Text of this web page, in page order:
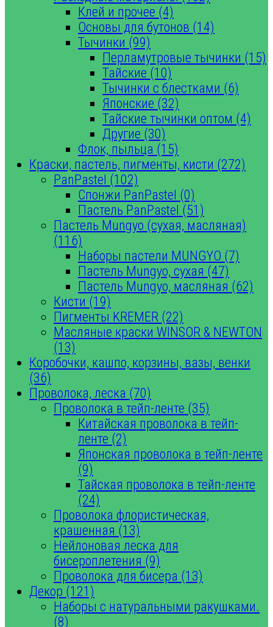
Клей и прочее (4)
Основы для бутонов (14)
Тычинки (99)
Перламутровые тычинки (15)
Тайские (10)
Тычинки с блестками (6)
Японские (32)
Тайские тычинки оптом (4)
Другие (30)
Флок, пыльца (15)
Краски, пастель, пигменты, кисти (272)
PanPastel (102)
Спонжи PanPastel (0)
Пастель PanPastel (51)
Пастель Mungyo (сухая, масляная)
(116)
Наборы пастели MUNGYO (7)
Пастель Mungyo, сухая (47)
Пастель Mungyo, масляная (62)
Кисти (19)
Пигменты KREMER (22)
Масляные краски WINSOR & NEWTON
(13)
Коробочки, кашпо, корзины, вазы, венки
(36)
Проволока, леска (70)
Проволока в тейп-ленте (35)
Китайская проволока в тейп-
ленте (2)
Японская проволока в тейп-ленте
(9)
Тайская проволока в тейп-ленте
(24)
Проволока флористическая,
крашенная (13)
Нейлоновая леска для
бисероплетения (9)
Проволока для бисера (13)
Декор (121)
Наборы с натуральными ракушками.
(8)